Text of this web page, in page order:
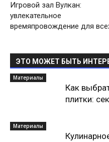
Игровой зал Вулкан:
увлекательное
времяпровождение для
ЭТО МОЖЕТ БЫТЬ
Материалы
Как
плитки:
Материалы